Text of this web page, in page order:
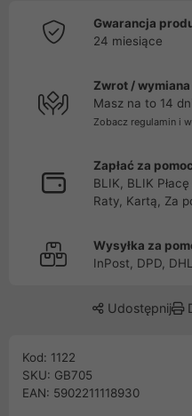
Gwarancja
24 miesiące
Zwrot /
Masz na to 14
Zobacz regulamin i
Zapłać za
BLIK, BLIK
Raty, Kartą, Za
Wysyłka za
InPost, DPD, DHL
Udostępnij
Kod: 1122
SKU: GB705
EAN: 5902211118930